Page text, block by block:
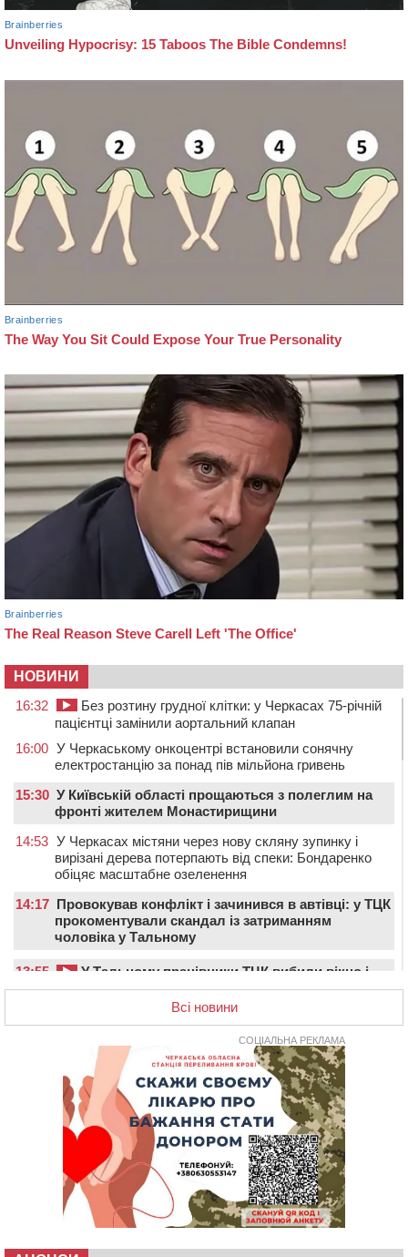
НОВИНИ
16:32
Без розтину грудної клітки: у Черкасах 75-річній
пацієнтці замінили аортальний клапан
16:00 У Черкаському онкоцентрі встановили сонячну
електростанцію за понад пів мільйона гривень
15:30 У Київській області прощаються з полеглим на
фронті жителем Монастирищини
14:53 У Черкасах містяни через нову скляну зупинку і
вирізані дерева потерпають від спеки: Бондаренко
обіцяє масштабне озеленення
14:17 Провокував конфлікт і зачинився в автівці: у ТЦК
прокоментували скандал із затриманням
чоловіка у Тальному
13:55
У Тальному працівники ТЦК вибили вікно і
витягли з автівки чоловіка (ВІДЕО)
У Черкасах СБУ викрила прокремлівську
агітаторку, яка закликала до захоплення України
“Як сказати дитині, що тато загинув?”: для
вихователів Черкащини запускають серію унікальних
тренінгів
На Золотоніщині вже десяту добу гасять пожежу
торфу
Від 80 гривень за кілограм: в Україні прогнозують
Всі новини
СОЦІАЛЬНА РЕКЛАМА